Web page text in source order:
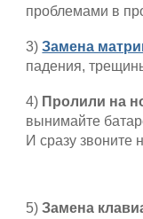
проблемами в
3)Замена
падения,
4) Пролили на
вынимайте
И сразу звоните
5)Замена